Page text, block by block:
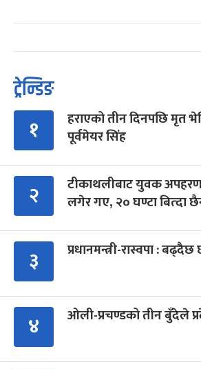
ट्रेन्डिङ
१
हराएको तीन दिनपछि मृत
पूर्वमेयर सिंह
२
टीकाथलीबाट युवक अपहरण :
लगेर गए, २० घण्टा बित्दा
३ प्रधानमन्त्री-रास्वपा :
४ ओली-प्रचण्डको तीन बुँदेले